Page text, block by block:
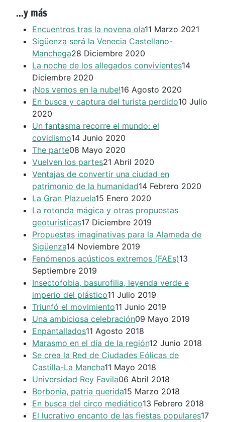
...y más
Encuentros tras la novena ola11 Marzo 2021
Sigüenza será la Venecia Castellano-
Manchega28 Diciembre 2020
La noche de los allegados convivientes14
Diciembre 2020
¡Nos vemos en la nube!16 Agosto 2020
En busca y captura del turista perdido10 Julio
2020
Un fantasma recorre el mundo: el
covidismo14 Junio 2020
The parte08 Mayo 2020
Vuelven los partes21 Abril 2020
Ventajas de convertir una ciudad en
patrimonio de la humanidad14 Febrero 2020
La Gran Plazuela15 Enero 2020
La rotonda mágica y otras propuestas
geoturísticas17 Diciembre 2019
Propuestas imaginativas para la Alameda de
Sigüenza14 Noviembre 2019
Fenómenos acústicos extremos (FAEs)13
Septiembre 2019
Insectofobia, basurofilia, leyenda verde e
imperio del plástico11 Julio 2019
Triunfó el movimiento11 Junio 2019
Una ambiciosa celebración09 Mayo 2019
Enpantallados11 Agosto 2018
Marasmo en el día de la región12 Junio 2018
Se crea la Red de Ciudades Eólicas de
Castilla-La Mancha11 Mayo 2018
Universidad Rey Favila06 Abril 2018
Borbonia, patria querida15 Marzo 2018
En busca del circo mediático13 Febrero 2018
El lucrativo encanto de las fiestas populares17